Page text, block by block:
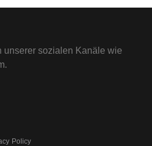
unserer sozialen Kanäle wie
Policy